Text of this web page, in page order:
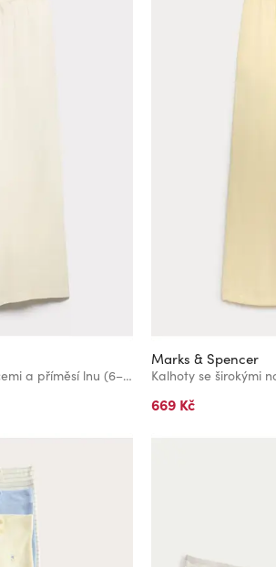
Kalhoty se širokými nohavicemi a příměsí lnu (6–16 let) Marks & Spencer smetanová
Marks & Spencer
669 Kč